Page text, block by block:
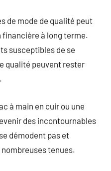
de mode de qualité peut
à long terme.
susceptibles de se
qualité peuvent rester
à main en cuir ou une
des incontournables
démodent pas et
tenues.